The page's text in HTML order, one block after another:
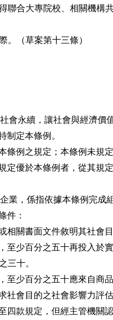
聯合大專院校、相關機構
。（草案第十三條）
會永續，讓社會與經濟價
制定本條例。
本條例之規定；本條例未
規定優於本條例者，從其規定
業，係指依據本條例完成
件：
或相關書面文件敘明其社會目
，至少百分之五十再投入
三十。
，至少百分之五十應來自商
求社會目的之社會影響力評
至四款規定，但經主管機